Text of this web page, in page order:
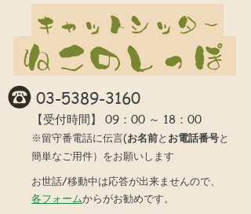
03-5389-3160
【受付時間】 09：00 ～ 18：00
※留守番電話に伝言(お名前と お電話番号と
簡単なご用件）をお願いします
お世話/移動中は応答が出来ませんので、
各フォームからがお勧めです。